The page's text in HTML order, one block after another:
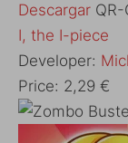
Descargar
I, the I-piece
Developer:
Price: 2,29 €